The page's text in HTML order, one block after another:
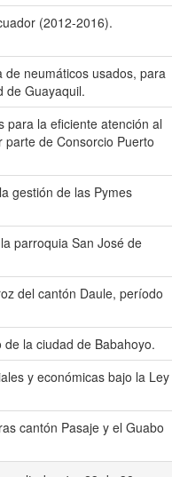
(2012-2016).
de neumáticos usados, para
de Guayaquil.
para la eficiente atención al
de Consorcio Puerto
gestión de las Pymes
parroquia San José de
del cantón Daule, período
la ciudad de Babahoyo.
y económicas bajo la Ley
cantón Pasaje y el Guabo